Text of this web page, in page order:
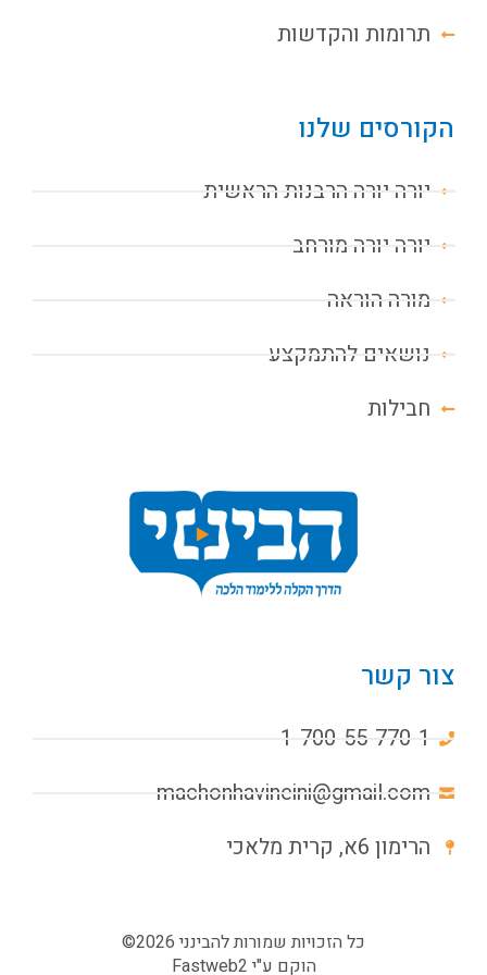
תרומות והקדשות
הקורסים שלנו
יורה יורה הרבנות הראשית
יורה יורה מורחב
מורה הוראה
נושאים להתמקצע
חבילות
צור קשר
1-700-55-770-1
machonhavineini@gmail.com
הרימון 6א, קרית מלאכי
כל הזכויות שמורות להבינני 2026©
הוקם ע"י Fastweb2